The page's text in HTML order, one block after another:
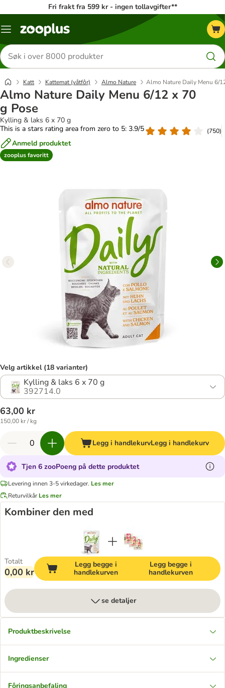
Fri frakt fra 599 kr - ingen tollavgifter**
Katalogmeny
Søk
etter
produkter
Katt Kattemat (våtfôr) Almo Nature Almo Nature Daily Menu 6/
Almo Nature Daily Menu 6/12 x 70
g Pose
Kylling & laks 6 x 70 g
This is a stars rating area from zero to 5: 3.9/5
(750)
Anmeld produktet
zooplus favoritt
Velg artikkel (18 varianter)
Kylling & laks 6 x 70 g
392714.0
63,00 kr
150,00 kr / kg
Legg i handlekurvLegg i handlekurv
Tjen 6 zooPoeng på dette produktet
Levering innen 3-5 virkedager. Les mer
Returvilkår Les mer
Kombiner den med
Totalt
0,00 kr
Legg begge i
handlekurven
Legg begge i
handlekurven
se detaljer
Produktbeskrivelse
Ingredienser
Fôringsanbefaling